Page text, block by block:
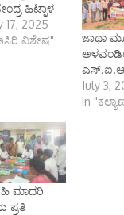
ಹಿಟ್ನಾಳ
17, 2025
ವಿಶೇಷ"
ಜಾಥಾ
July 3,
In
ಮಾದರಿ
ಪ್ರತಿ